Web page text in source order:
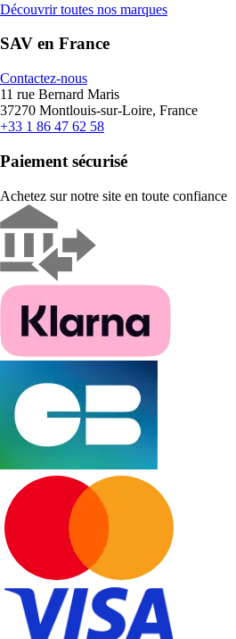
Découvrir toutes nos marques
SAV en France
Contactez-nous
11 rue Bernard Maris
37270 Montlouis-sur-Loire, France
+33 1 86 47 62 58
Paiement sécurisé
Achetez sur notre site en toute confiance